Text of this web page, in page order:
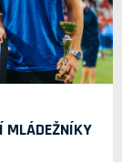
MLÁDEŽNÍKY